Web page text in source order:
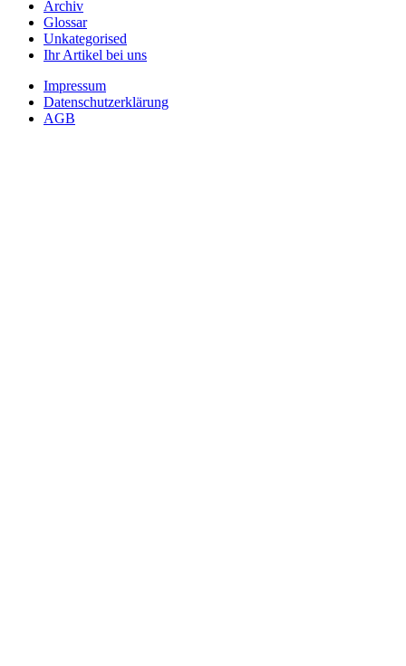
Archiv
Glossar
Unkategorised
Ihr Artikel bei uns
Impressum
Datenschutzerklärung
AGB